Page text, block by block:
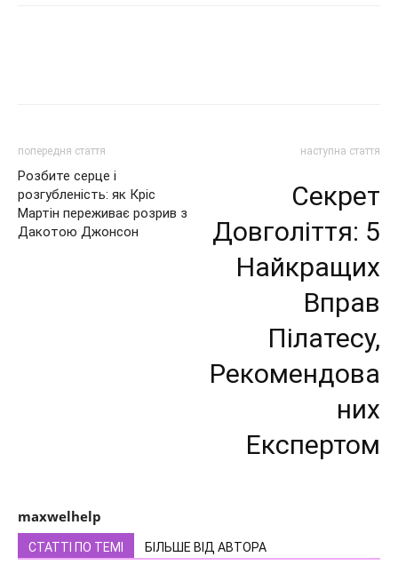
попередня стаття
Розбите серце і
розгубленість: як Кріс
Мартін переживає розрив з
Дакотою Джонсон
наступна стаття
Секрет
Довголіття: 5
Найкращих
Вправ
Пілатесу,
Рекомендова
них
Експертом
maxwelhelp
СТАТТІ ПО ТЕМІ БІЛЬШЕ ВІД АВТОРА